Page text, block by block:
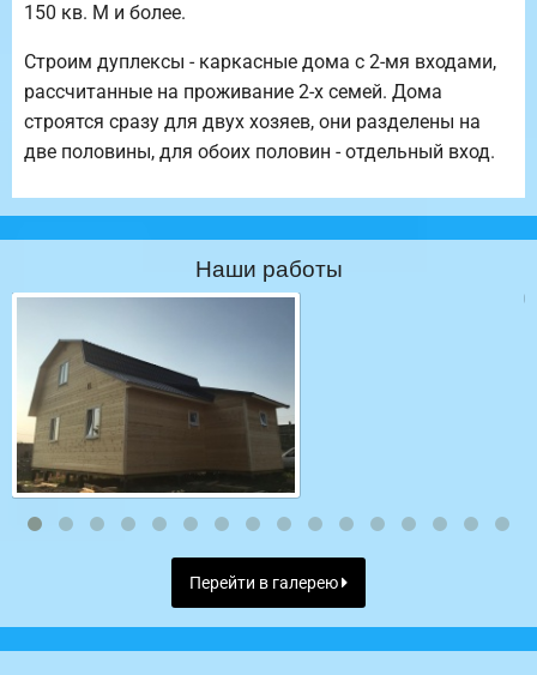
150 кв. М и более.
Строим дуплексы - каркасные дома с 2-мя входами,
рассчитанные на проживание 2-х семей. Дома
строятся сразу для двух хозяев, они разделены на
две половины, для обоих половин - отдельный вход.
Наши работы
Перейти в галерею